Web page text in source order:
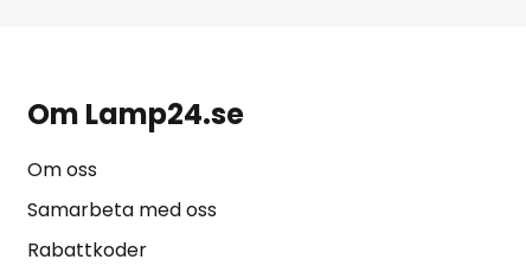
Om Lamp24.se
Om oss
Samarbeta med oss
Rabattkoder